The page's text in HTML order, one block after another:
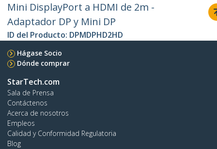
Mini DisplayPort a HDMI de 2m -
Adaptador DP y Mini DP
ID del Producto: DPMDPHD2HD
Hágase Socio
Dónde comprar
StarTech.com
Sala de Prensa
Contáctenos
Acerca de nosotros
Empleos
Calidad y Conformidad Regulatoria
Blog